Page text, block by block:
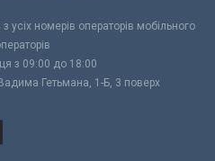
усіх номерів операторів мобільного
з 09:00 до 18:00
Гетьмана, 1-Б, 3 поверх